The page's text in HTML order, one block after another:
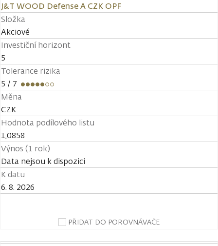
J&T WOOD Defense A CZK OPF
Složka
Akciové
Investiční horizont
5
Tolerance rizika
5 / 7
Měna
CZK
Hodnota podílového listu
1,0858
Výnos (1 rok)
Data nejsou k dispozici
K datu
6. 8. 2026
PŘIDAT DO POROVNÁVAČE